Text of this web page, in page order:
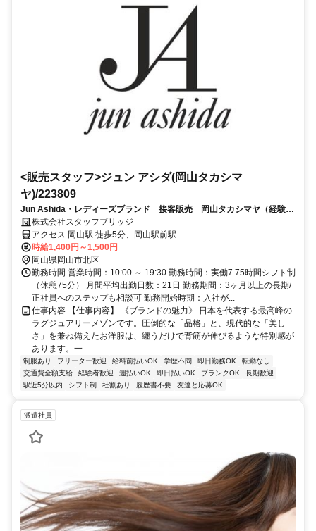
<販売スタッフ>ジュン アシダ(岡山タカシマ
ヤ)/223809
Jun Ashida・レディーズブランド 接客販売 岡山タカシマヤ（経験者
歓迎・交通費全額支給）
株式会社スタッフブリッジ
アクセス 岡山駅 徒歩5分、岡山駅前駅
時給1,400円～1,500円
岡山県岡山市北区
勤務時間 営業時間：10:00 ～ 19:30 勤務時間：実働7.75時間シフト制
（休憩75分） 月間平均出勤日数：21日 勤務期間：3ヶ月以上の長期/
正社員へのステップも相談可 勤務開始時期：入社が...
仕事内容 【仕事内容】 《ブランドの魅力》 日本を代表する最高峰の
ラグジュアリーメゾンです。圧倒的な「品格」と、現代的な「美し
さ」を兼ね備えたお洋服は、纏うだけで背筋が伸びるような特別感が
あります。一...
制服あり フリーター歓迎 給料前払いOK 学歴不問 即日勤務OK
転勤なし
交通費全額支給
経験者歓迎 週払いOK 即日払いOK ブランクOK
長期歓迎
駅近5分以内
シフト制 社割あり 履歴書不要 友達と応募OK
派遣社員